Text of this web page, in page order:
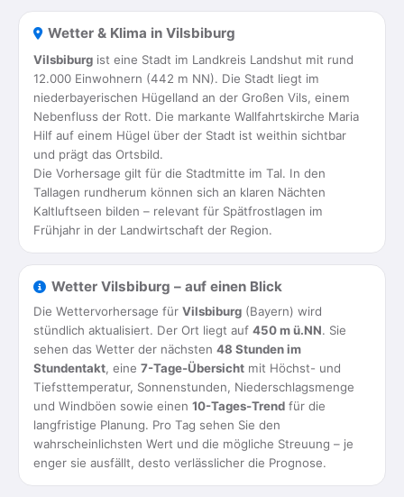
Wetter & Klima in Vilsbiburg
Vilsbiburg ist eine Stadt im Landkreis Landshut mit rund
12.000 Einwohnern (442 m NN). Die Stadt liegt im
niederbayerischen Hügelland an der Großen Vils, einem
Nebenfluss der Rott. Die markante Wallfahrtskirche Maria
Hilf auf einem Hügel über der Stadt ist weithin sichtbar
und prägt das Ortsbild.
Die Vorhersage gilt für die Stadtmitte im Tal. In den
Tallagen rundherum können sich an klaren Nächten
Kaltluftseen bilden – relevant für Spätfrostlagen im
Frühjahr in der Landwirtschaft der Region.
Wetter Vilsbiburg – auf einen Blick
Die Wettervorhersage für Vilsbiburg (Bayern) wird
stündlich aktualisiert. Der Ort liegt auf 450 m ü.NN. Sie
sehen das Wetter der nächsten 48 Stunden im
Stundentakt, eine 7-Tage-Übersicht mit Höchst- und
Tiefsttemperatur, Sonnenstunden, Niederschlagsmenge
und Windböen sowie einen 10-Tages-Trend für die
langfristige Planung. Pro Tag sehen Sie den
wahrscheinlichsten Wert und die mögliche Streuung – je
enger sie ausfällt, desto verlässlicher die Prognose.